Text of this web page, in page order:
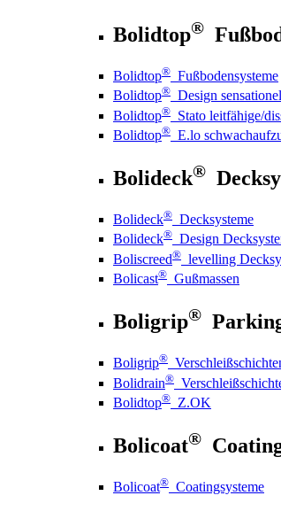
Bolidtop®
Bolidtop® Fußbodensysteme
Bolidtop® Design
Bolidtop® Stato leitfähige/
Bolidtop® E.lo
Bolideck®
Bolideck® Decksysteme
Bolideck® Design
Boliscreed® levelling
Bolicast® Gußmassen
Boligrip®
Boligrip®
Bolidrain®
Bolidtop® Z.OK
Bolicoat®
Bolicoat® Coatingsysteme